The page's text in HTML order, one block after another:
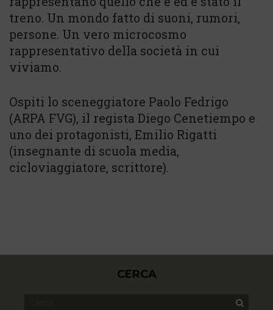
treno. Un mondo fatto di suoni, rumori,
persone. Un vero microcosmo
rappresentativo della società in cui
viviamo.
Ospiti lo sceneggiatore Paolo Fedrigo
(ARPA FVG), il regista Diego Cenetiempo e
uno dei protagonisti, Emilio Rigatti
(insegnante di scuola media,
cicloviaggiatore, scrittore).
CERCA